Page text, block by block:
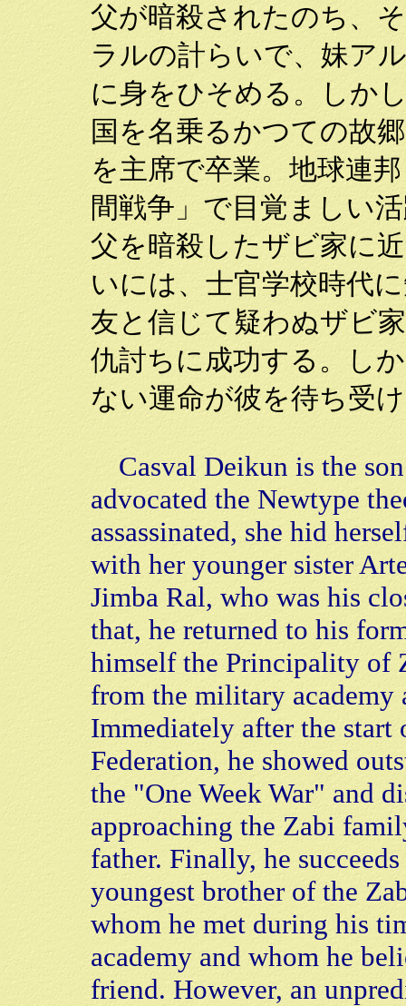
父が暗殺されたのち、
ラルの計らいで、妹ア
に身をひそめる。しか
国を名乗るかつての故
を主席で卒業。地球連
間戦争」で目覚ましい
父を暗殺したザビ家に
いには、士官学校時代
友と信じて疑わぬザビ
仇討ちに成功する。し
ない運命が彼を待ち受
Casval Deikun is the
advocated the Newtype
assassinated, she hid
with her younger sister
Jimba Ral, who was his
that, he returned to his
himself the Principality of
from the military academy
Immediately after the
Federation, he showed
the "One Week War" and
approaching the Zabi
father. Finally, he
youngest brother of the
whom he met during his
academy and whom he
friend. However, an